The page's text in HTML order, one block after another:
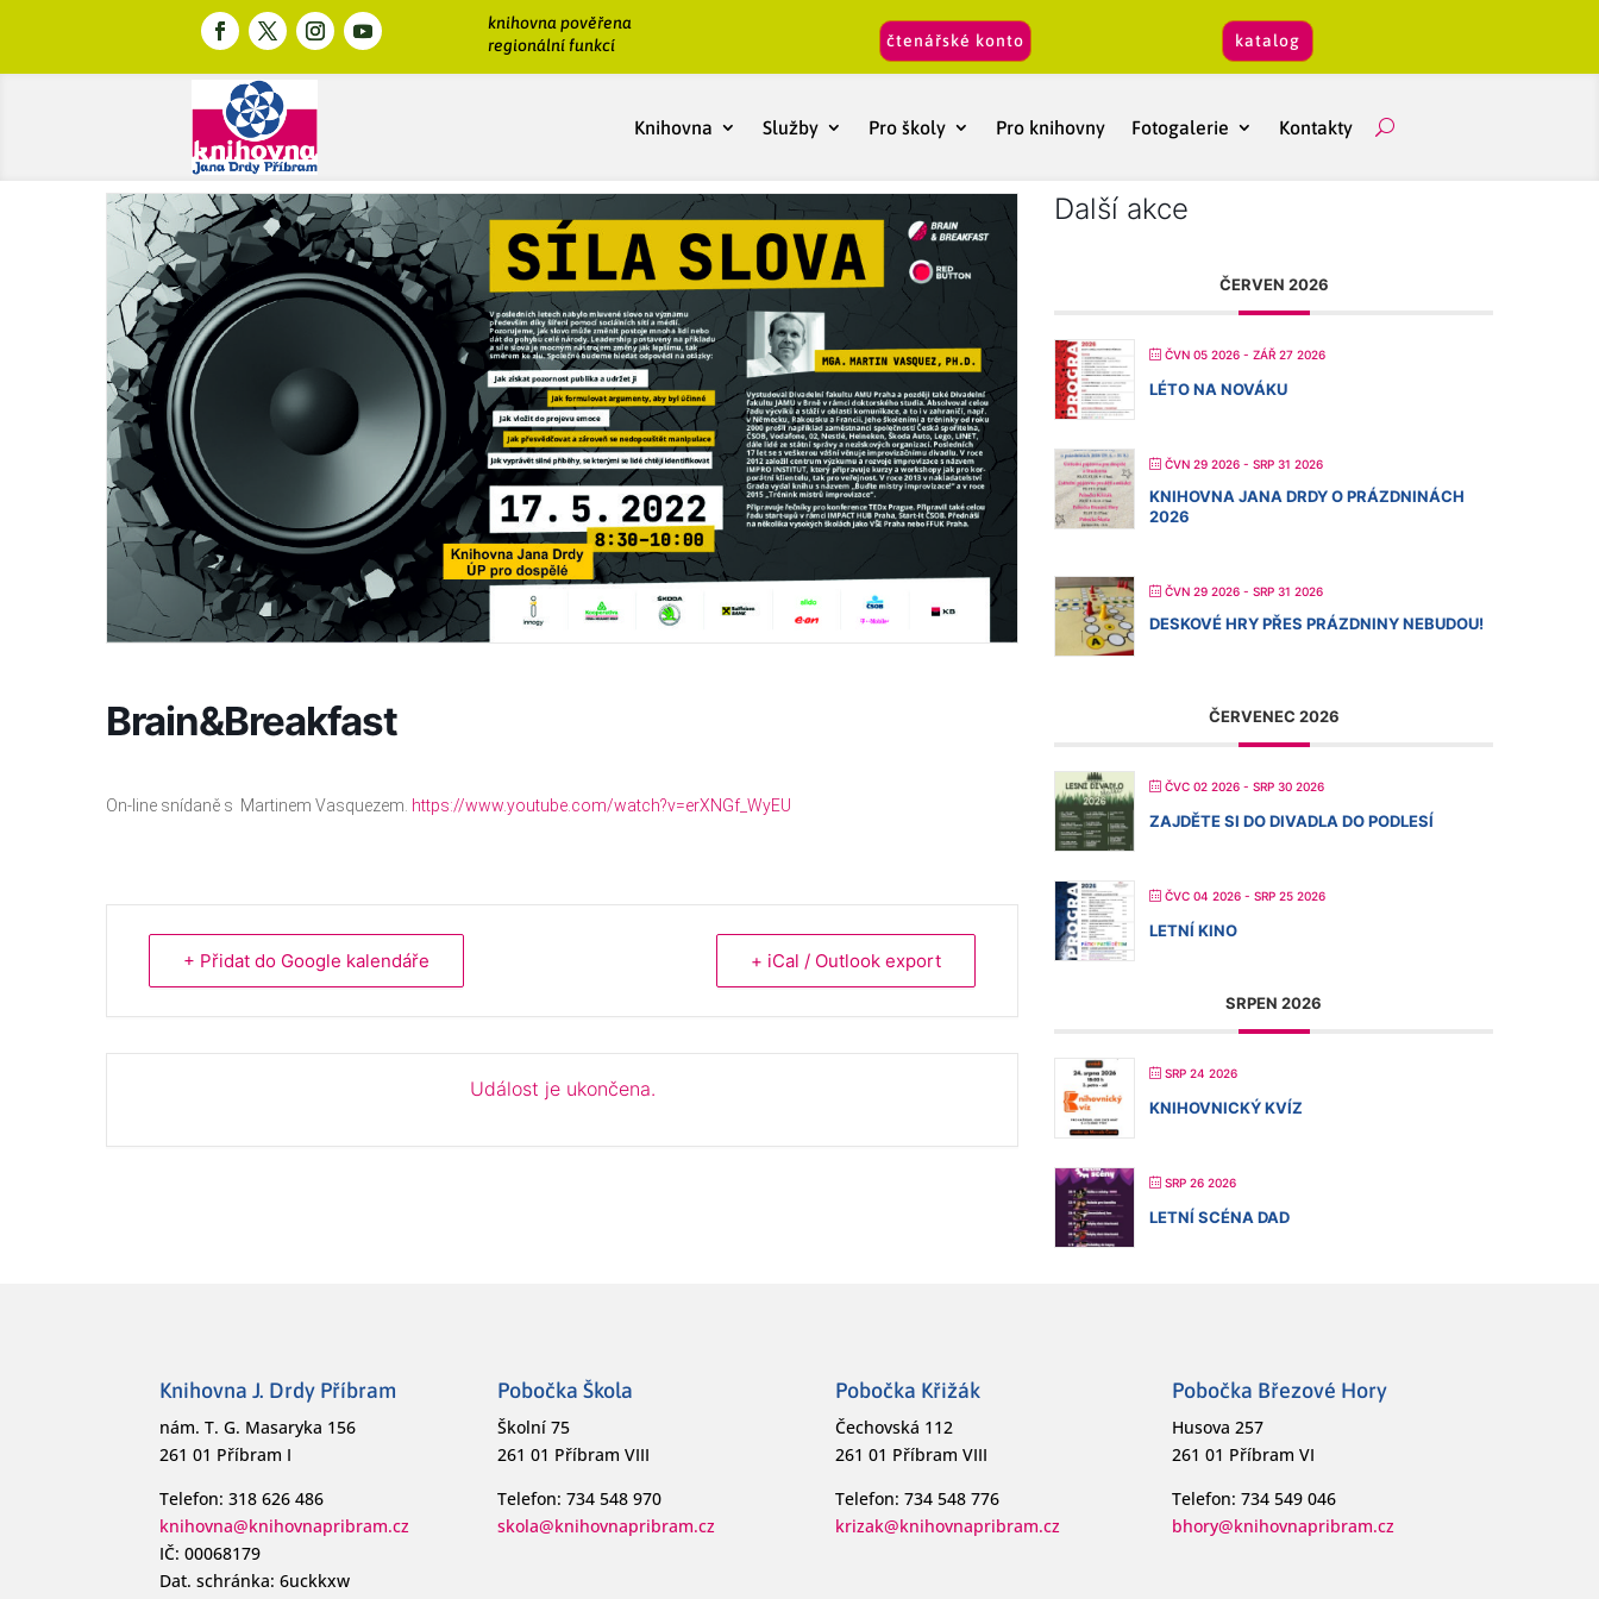
knihovna pověřena
regionální funkcí
čtenářské konto katalog
Knihovna Služby Pro školy Pro knihovny Fotogalerie Kontakty
Brain&Breakfast
On-line snídaně s Martinem Vasquezem. https://www.youtube.com/watch?v=erXNGf_WyEU
+ Přidat do Google kalendáře + iCal / Outlook export
Událost je ukončena.
Další akce
ČERVEN 2026
ČVN 05 2026 - ZÁŘ 27 2026
LÉTO NA NOVÁKU
ČVN 29 2026 - SRP 31 2026
KNIHOVNA JANA DRDY O PRÁZDNINÁCH
2026
ČVN 29 2026 - SRP 31 2026
DESKOVÉ HRY PŘES PRÁZDNINY NEBUDOU!
ČERVENEC 2026
ČVC 02 2026 - SRP 30 2026
ZAJDĚTE SI DO DIVADLA DO PODLESÍ
ČVC 04 2026 - SRP 25 2026
LETNÍ KINO
SRPEN 2026
SRP 24 2026
KNIHOVNICKÝ KVÍZ
SRP 26 2026
LETNÍ SCÉNA DAD
Knihovna J. Drdy Příbram
nám. T. G. Masaryka 156
261 01 Příbram I
Telefon: 318 626 486
knihovna@knihovnapribram.cz
IČ: 00068179
Dat. schránka: 6uckkxw
Pobočka Škola
Školní 75
261 01 Příbram VIII
Telefon: 734 548 970
skola@knihovnapribram.cz
Pobočka Křižák
Čechovská 112
261 01 Příbram VIII
Telefon: 734 548 776
krizak@knihovnapribram.cz
Pobočka Březové Hory
Husova 257
261 01 Příbram VI
Telefon: 734 549 046
bhory@knihovnapribram.cz